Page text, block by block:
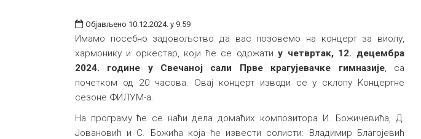
Објављено 10.12.2024. у 9:59
Имамо посебно задовољство да вас позовемо на концерт за виолу,
хармонику и оркестар, који ће се одржатиу четвртак, 12. децембра
2024. године у Свечаној сали Прве крагујевачке гимназије, са
почетком од 20 часова. Овај концерт изводи се у склопу Концертне
сезоне ФИЛУМ-а.
На програму ће се наћи дела домаћих композитора И. Божичевића, Д.
Јовановић и С. Божића која ће извести солисти: Владимир Благојевић